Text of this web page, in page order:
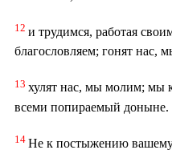
12 и трудимся, работая
благословляем; гонят нас,
13 хулят нас, мы молим; мы
всеми попираемый доныне.
14 Не к постыжению